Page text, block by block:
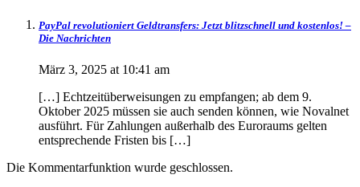
PayPal revolutioniert Geldtransfers: Jetzt blitzschnell und kostenlos! –
Die Nachrichten
März 3, 2025 at 10:41 am
[…] Echtzeitüberweisungen zu empfangen; ab dem 9.
Oktober 2025 müssen sie auch senden können, wie Novalnet
ausführt. Für Zahlungen außerhalb des Euroraums gelten
entsprechende Fristen bis […]
Die Kommentarfunktion wurde geschlossen.